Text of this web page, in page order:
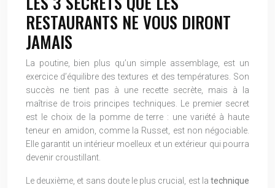
RESTAURANTS NE VOUS DIRONT
JAMAIS
La poutine, bien plus qu’un simple assemblage, est un
exercice d’équilibre des textures et des températures. Son
succès ne tient pas à une recette secrète, mais à la
maîtrise de trois principes techniques. Le premier secret
est le choix de la pomme de terre : une variété à haute
teneur en amidon, comme la Russet, est non négociable.
Elle garantit un intérieur moelleux et un extérieur qui pourra
devenir croustillant.
Le deuxième, et sans doute le plus crucial, est la technique